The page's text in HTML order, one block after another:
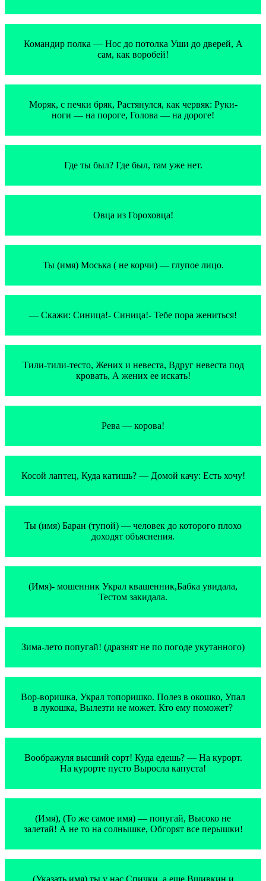
Командир полка — Нос до потолка Уши до дверей, А
сам, как воробей!
Моряк, с печки бряк, Растянулся, как червяк: Руки-
ноги — на пороге, Голова — на дороге!
Где ты был? Где был, там уже нет.
Овца из Гороховца!
Ты (имя) Моська ( не корчи) — глупое лицо.
— Скажи: Синица!- Синица!- Тебе пора жениться!
Тили-тили-тесто, Жених и невеста, Вдруг невеста под
кровать, А жених ее искать!
Рева — корова!
Косой лаптец, Куда катишь? — Домой качу: Есть хочу!
Ты (имя) Баран (тупой) — человек до которого плохо
доходят объяснения.
(Имя)- мошенник Украл квашенник,Бабка увидала,
Тестом закидала.
Зима-лето попугай! (дразнят не по погоде укутанного)
Вор-воришка, Украл топоришко. Полез в окошко, Упал
в лукошка, Вылезти не может. Кто ему поможет?
Воображуля высший сорт! Куда едешь? — На курорт.
На курорте пусто Выросла капуста!
(Имя), (То же самое имя) — попугай, Высоко не
залетай! А не то на солнышке, Обгорят все перышки!